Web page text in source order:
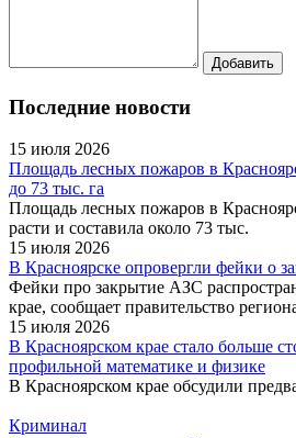
Последние новости
15 июля 2026
Площадь лесных пожаров в
до 73 тыс. га
Площадь лесных пожаров в
расти и составила около 73 тыс.
15 июля 2026
В Красноярске опровергли фейки о
Фейки про закрытие АЗС
крае, сообщает правительство
15 июля 2026
В Красноярском крае стало больше
профильной математике и физике
В Красноярском крае обсудили
Криминал